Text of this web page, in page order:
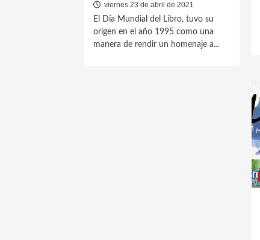
viernes 23 de abril de 2021
El Día Mundial del Libro, tuvo su
origen en el año 1995 como una
manera de rendir un homenaje a...